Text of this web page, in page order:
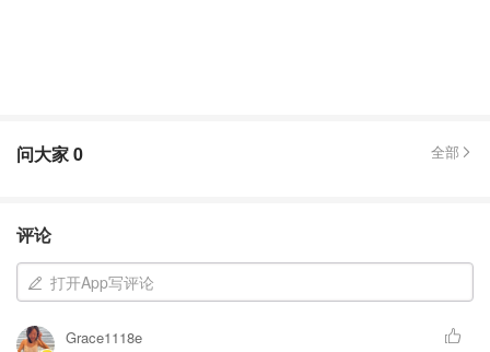
Burberry的这款须油轻质不粘腻，蕴含芝麻、荷荷巴油等成
分，对皮肤保湿滋养，以软化须发，还可以轻松地为胡须做
造型，同时它还散发着Mr.Burberry香水的迷人香气。
问大家0 全部
评论
打开App写评论
Grace1118e